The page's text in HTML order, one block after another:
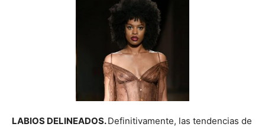
LABIOS DELINEADOS.Definitivamente, las tendencias de